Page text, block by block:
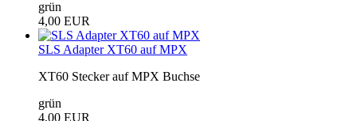
grün
4,00 EUR
SLS Adapter XT60 auf MPX
XT60 Stecker auf MPX Buchse
grün
4,00 EUR